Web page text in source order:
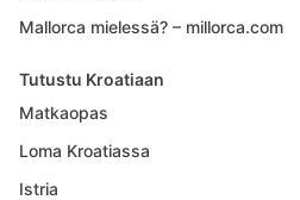
Mallorca mielessä? – millorca.com
Tutustu Kroatiaan
Matkaopas
Loma Kroatiassa
Istria